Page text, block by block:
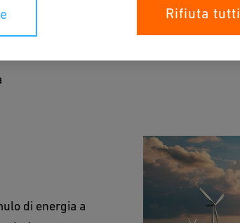
gestione termica dei sistemi di stoccaggio
delle batterie a flusso.
di energia a
Rifiuta tutti